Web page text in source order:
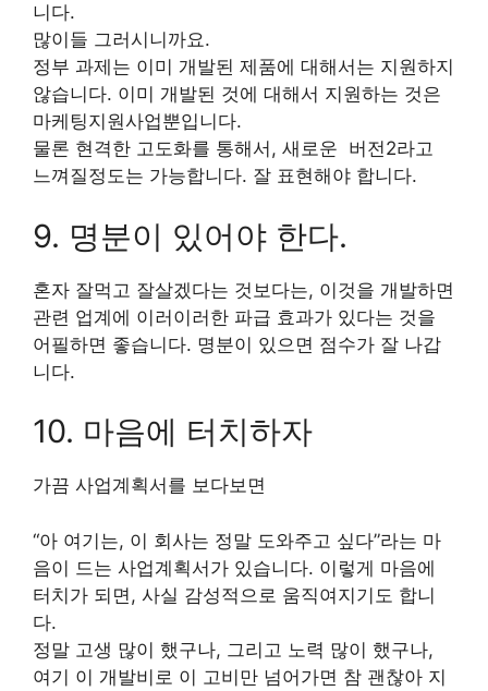
니다.
많이들 그러시니까요.
정부 과제는 이미 개발된 제품에 대해서는 지원하지
않습니다. 이미 개발된 것에 대해서 지원하는 것은
마케팅지원사업뿐입니다.
물론 현격한 고도화를 통해서, 새로운 버전2라고
느껴질정도는 가능합니다. 잘 표현해야 합니다.
9. 명분이 있어야 한다.
혼자 잘먹고 잘살겠다는 것보다는, 이것을 개발하면
관련 업계에 이러이러한 파급 효과가 있다는 것을
어필하면 좋습니다. 명분이 있으면 점수가 잘 나갑
니다.
10. 마음에 터치하자
가끔 사업계획서를 보다보면
“아 여기는, 이 회사는 정말 도와주고 싶다”라는 마
음이 드는 사업계획서가 있습니다. 이렇게 마음에
터치가 되면, 사실 감성적으로 움직여지기도 합니
다.
정말 고생 많이 했구나, 그리고 노력 많이 했구나,
여기 이 개발비로 이 고비만 넘어가면 참 괜찮아 지